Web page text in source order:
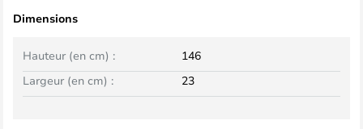
Dimensions
Largeur (en cm) : 23
Hauteur (en cm) : 146